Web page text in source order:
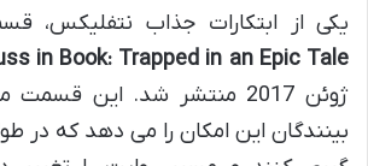
یکی از ابتکارات جذاب نتفلیکس،
in Book: Trapped in an Epic Tale
ژوئن 2017 منتشر شد. این
بینندگان این امکان را می دهد که در